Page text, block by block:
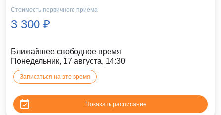
Стоимость первичного приёма
3 300 ₽
Ближайшее свободное время
Понедельник, 17 августа, 14:30
Записаться на это время
Показать расписание